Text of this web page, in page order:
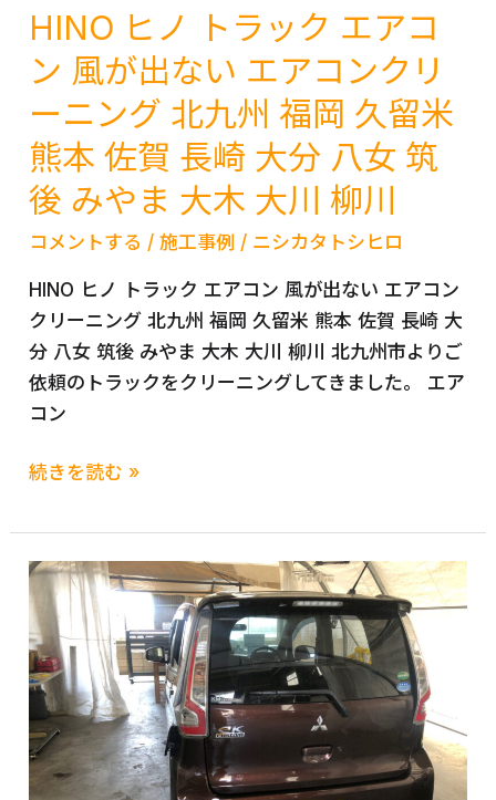
き
大
牟
田
北
九
州
島
ン
グ
福
岡
熊
本
久
留
佐
賀
長
崎
大
宮
鹿
児
島
広
川
柳
川
大
Ｈ
Ｒ
NGX50
カ
ビ
タ
臭
い
エ
ア
コ
ク
ー
ニ
ン
グ
車
内
ク
リ
ー
HINO ヒノ トラック エアコ
ン 風が出ない エアコンクリ
ーニング 北九州 福岡 久留米
熊本 佐賀 長崎 大分 八女 筑
後 みやま 大木 大川 柳川
コメントする /施工事例 / ニシカタトシヒロ
HINO ヒノ トラック エアコン 風が出ない エアコン
クリーニング 北九州 福岡 久留米 熊本 佐賀 長崎 大
分 八女 筑後 みやま 大木 大川 柳川 北九州市よりご
依頼のトラックをクリーニングしてきました。 エア
コン
HINO
ノ
ト
ラ
ッ
ク
エ
ア
コ
ン
続きを読む »